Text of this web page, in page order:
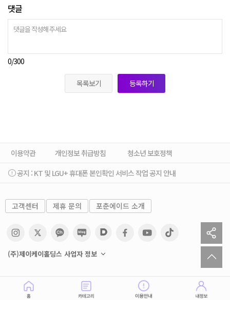
댓글
0/300
목록보기 등록하기
이용약관 개인정보 취급방침
청소년 보호정책
공지 : KT 및 LGU+ 휴대폰 본인확인 서비스 작업 공지 안내
고객센터 제휴 문의 포춘에이드 소개
(주)제이케이홀딩스 사업자 정보